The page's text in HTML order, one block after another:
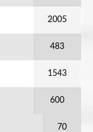
2005
483
1543
600
70